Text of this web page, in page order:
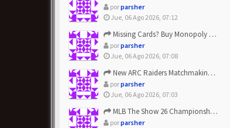
porparsher
Jue, 06 Ago 2026, 07:12
Missing Cards? Buy Monopoly Go Happy Harvest with Looney Tun...
porparsher
Jue, 06 Ago 2026, 07:08
New ARC Raiders Matchmaking Update: Stop Failed - Grab Bluep...
porparsher
Jue, 06 Ago 2026, 07:03
MLB The Show 26 Championship Series Update! Get Cheap & ...
porparsher